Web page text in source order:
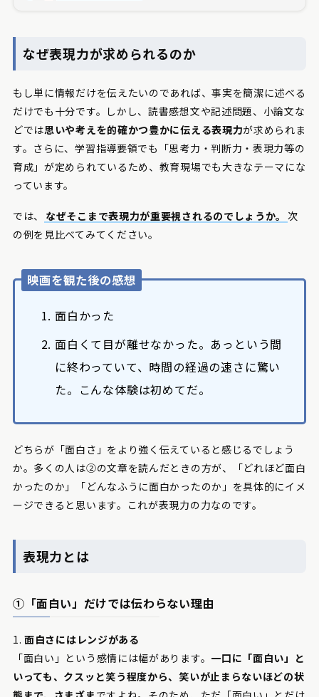
なぜ表現力が求められるのか
もし単に情報だけを伝えたいのであれば、事実を簡潔に述べる
だけでも十分です。しかし、読書感想文や記述問題、小論文な
どでは思いや考えを的確かつ豊かに伝える表現力が求められま
す。さらに、学習指導要領でも「思考力・判断力・表現力等の
育成」が定められているため、教育現場でも大きなテーマにな
っています。
では、 なぜそこまで表現力が重要視されるのでしょうか。 次
の例を見比べてみてください。
映画を観た後の感想
面白かった
面白くて目が離せなかった。あっという間
に終わっていて、時間の経過の速さに驚い
た。こんな体験は初めてだ。
どちらが「面白さ」をより強く伝えていると感じるでしょう
か。多くの人は②の文章を読んだときの方が、「どれほど面白
かったのか」「どんなふうに面白かったのか」を具体的にイメ
ージできると思います。これが表現力の力なのです。
表現力とは
①「面白い」だけでは伝わらない理由
1.面白さにはレンジがある
「面白い」という感情には幅があります。 一口に「面白い」と
いっても、クスッと笑う程度から、笑いが止まらないほどの状